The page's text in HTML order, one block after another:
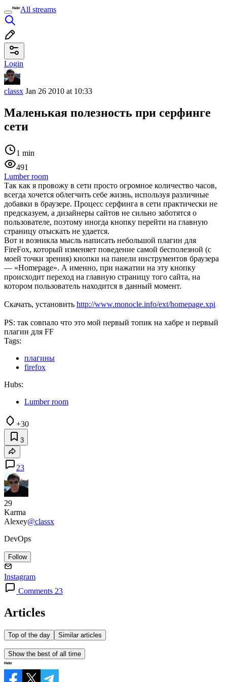
All streams
Login
classx Jan 26 2010 at 10:33
Маленькая полезность при серфинге
сети
1 min
491
Lumber room
Так как я провожу в сети просто огромное количество часов,
всегда хочется облегчить себе жизнь, используя различные
добавки в браузере. Процесс серфинга в сети практически не
предсказуем, а дизайнеры сайтов не сильно заботятся о
пользователе, поэтому иногда кнопку перейти на главную
страницу отыскать не удается.
Вот и возникла мысль написать небольшой плагин для
FireFox, который изменяет поведение самой бесполезной (с
моей точки зрения) кнопки на панели инструментов браузера
— «Homepage». А именно, при нажатии на эту кнопку
происходит переход на главную страницу того сайта, на
котором пользователь находится в данный момент.
Скачать, установить http://www.monocle.info/ext/homepage.xpi
PS: так совпало что это мой первый топик на хабре и первый
плагин для FF
Tags:
плагины
firefox
Hubs:
Lumber room
+30
3
23
29
Karma
Alexey@classx
DevOps
Follow
Instagram
Comments 23
Articles
Top of the day Similar articles
Show the best of all time